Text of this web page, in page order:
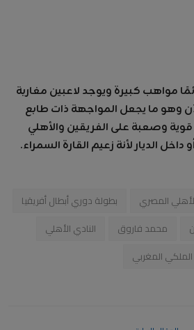
مواهب كبيرة ويوجد لاعبين مغاربة
وهو ما يجعل المواجهة ذات طابع
وصعبة على الفريقين والأهلي
الديار لأنة زعيم القارة السمراء.
المصري
بطولة دوري أبطال أفريقيا
محمد فاروق
النادي الأهلي
المغربي